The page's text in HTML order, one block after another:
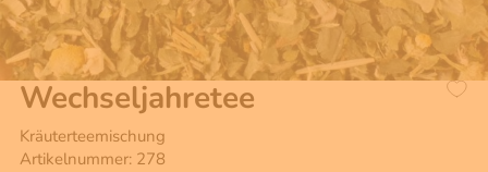
Wechseljahretee
Kräuterteemischung
Artikelnummer: 278